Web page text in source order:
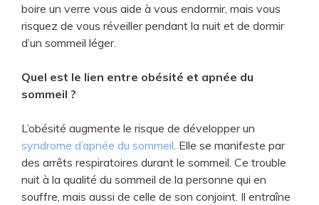
boire un verre vous aide à vous endormir, mais vous
risquez de vous réveiller pendant la nuit et de dormir
d’un sommeil léger.
Quel est le lien entre obésité et apnée du
sommeil ?
L’obésité augmente le risque de développer un
syndrome d’apnée du sommeil. Elle se manifeste par
des arrêts respiratoires durant le sommeil. Ce trouble
nuit à la qualité du sommeil de la personne qui en
souffre, mais aussi de celle de son conjoint. Il entraîne